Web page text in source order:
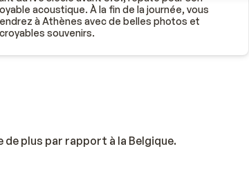
acoustique. À la fin de la journée, vous
à Athènes avec de belles photos et
souvenirs.
de plus par rapport à la Belgique.